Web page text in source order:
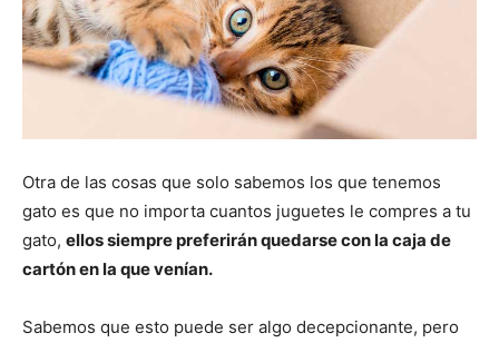
Otra de las cosas que solo sabemos los que tenemos
gato es que no importa cuantos juguetes le compres a tu
gato, ellos siempre preferirán quedarse con la caja de
cartón en la que venían.
Sabemos que esto puede ser algo decepcionante, pero